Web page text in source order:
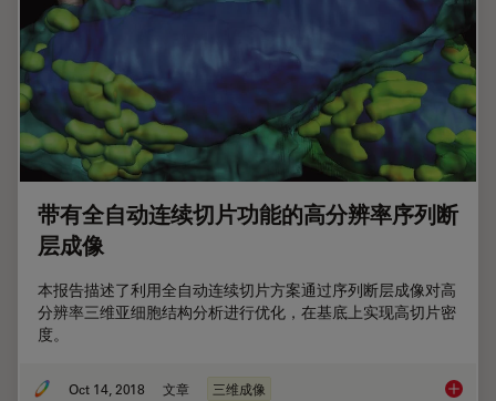
带有全自动连续切片功能的高分辨率序列断
层成像
本报告描述了利用全自动连续切片方案通过序列断层成像对高
分辨率三维亚细胞结构分析进行优化，在基底上实现高切片密
度。
Oct 14, 2018 文章 三维成像 带有全